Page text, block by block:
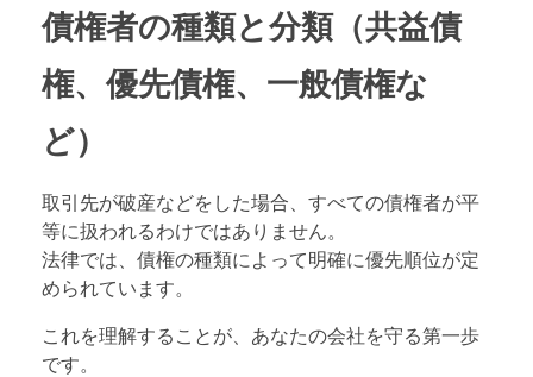
債権者の種類と分類（共益債
権、優先債権、一般債権な
ど）
取引先が破産などをした場合、すべての債権者が平
等に扱われるわけではありません。
法律では、債権の種類によって明確に優先順位が定
められています。
これを理解することが、あなたの会社を守る第一歩
です。